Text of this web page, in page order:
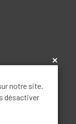
x
notre site.
désactiver